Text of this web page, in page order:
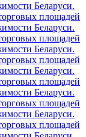
Беларуси.
площадей
Беларуси.
площадей
Беларуси.
площадей
Беларуси.
площадей
Беларуси.
площадей
Беларуси.
площадей